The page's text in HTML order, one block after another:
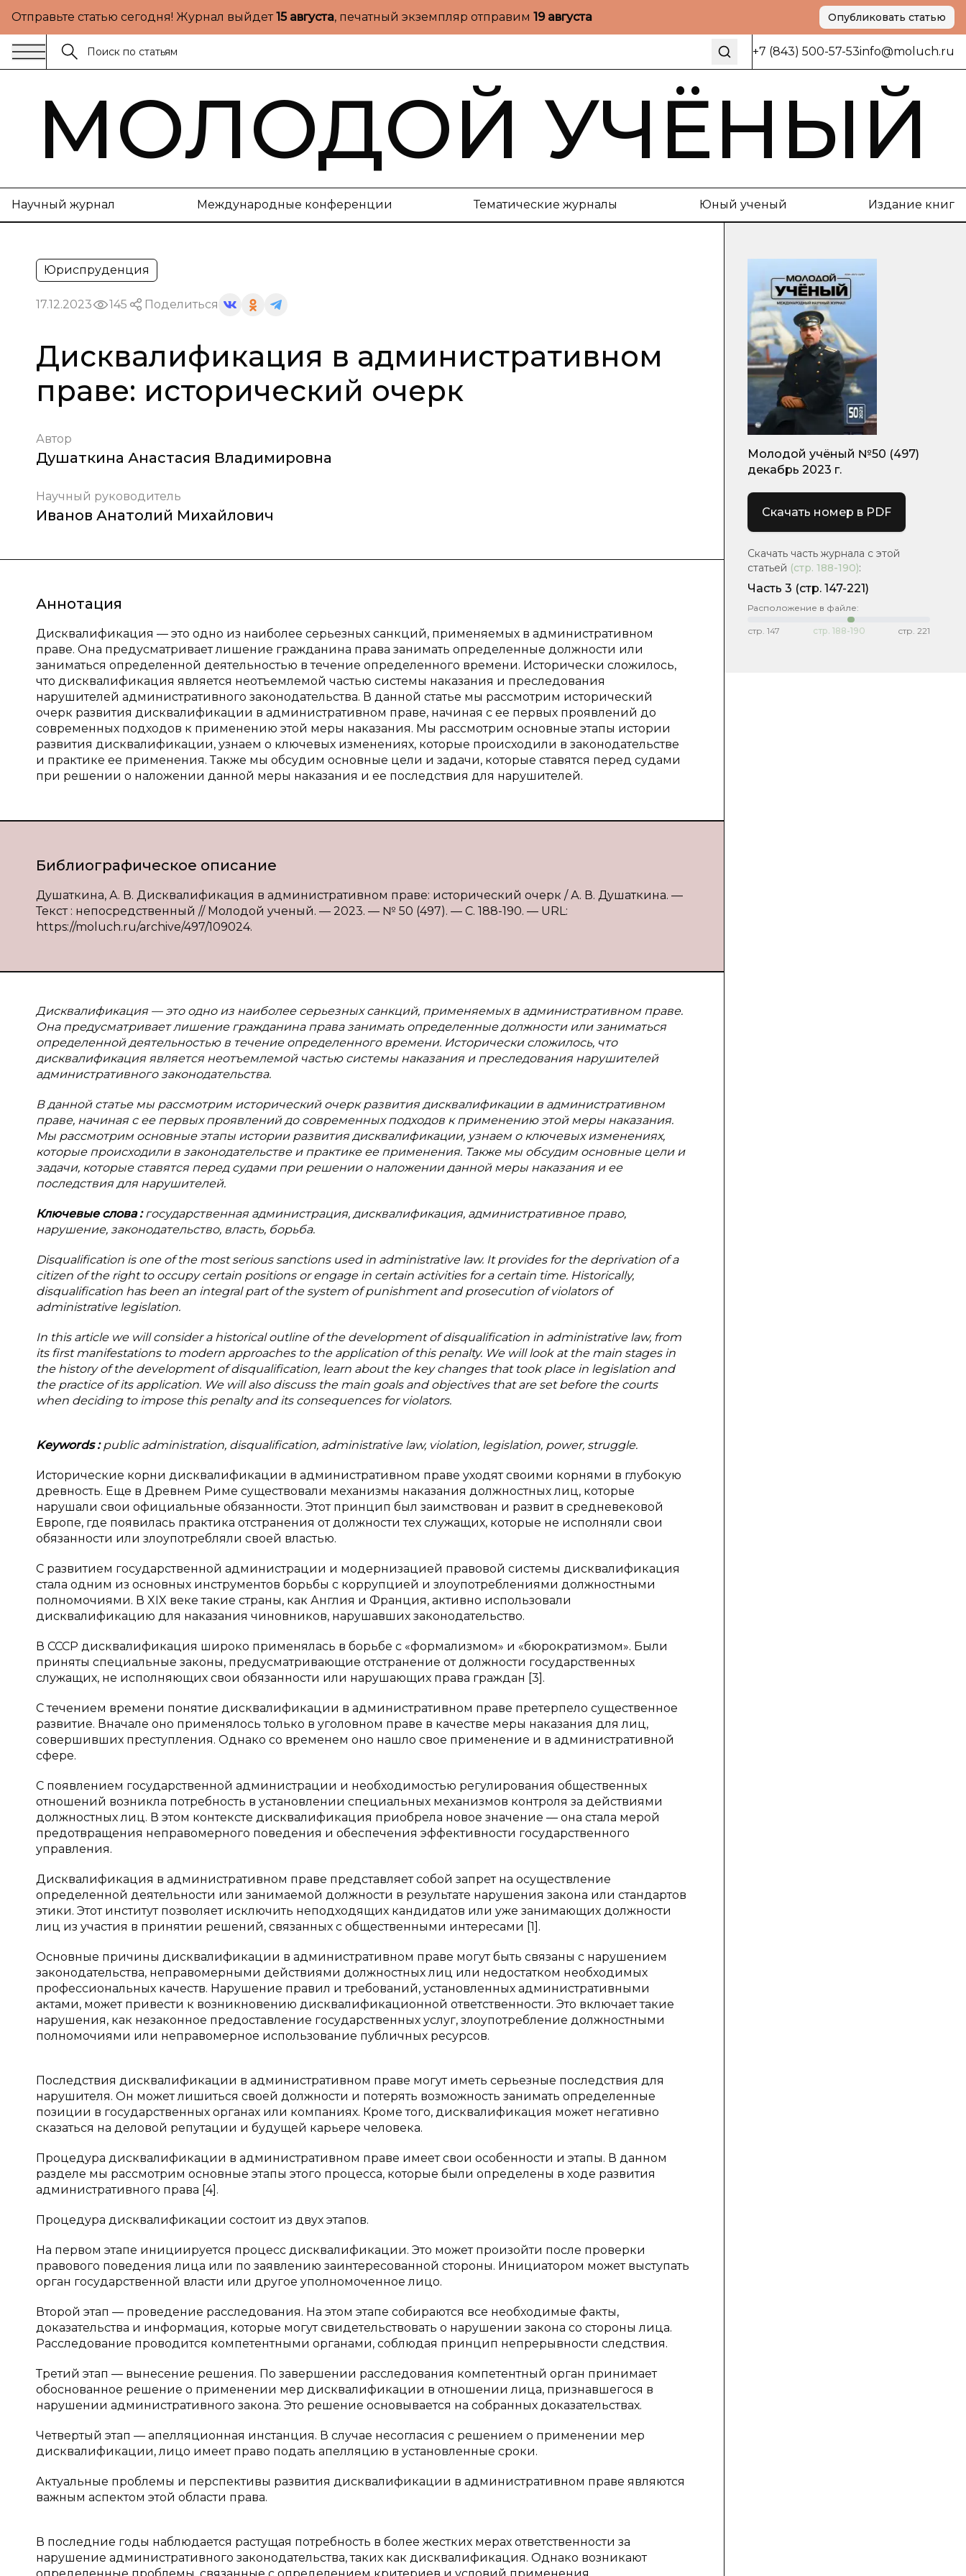
Отправьте статью сегодня! Журнал выйдет15 августа, печатный экземпляр отправим 19 августа Опубликовать статью
+7 (843) 500-57-53info@moluch.ru
МОЛОДОЙ УЧЁНЫЙ
Научный журнал Международные конференции Тематические журналы Юный ученый Издание книг
Юриспруденция
17.12.2023 145 Поделиться
Дисквалификация в административном
праве: исторический очерк
Автор
Душаткина Анастасия Владимировна
Научный руководитель
Иванов Анатолий Михайлович
Аннотация
Дисквалификация — это одно из наиболее серьезных санкций, применяемых в административном
праве. Она предусматривает лишение гражданина права занимать определенные должности или
заниматься определенной деятельностью в течение определенного времени. Исторически сложилось,
что дисквалификация является неотъемлемой частью системы наказания и преследования
нарушителей административного законодательства. В данной статье мы рассмотрим исторический
очерк развития дисквалификации в административном праве, начиная с ее первых проявлений до
современных подходов к применению этой меры наказания. Мы рассмотрим основные этапы истории
развития дисквалификации, узнаем о ключевых изменениях, которые происходили в законодательстве
и практике ее применения. Также мы обсудим основные цели и задачи, которые ставятся перед судами
при решении о наложении данной меры наказания и ее последствия для нарушителей.
Библиографическое описание
Душаткина, А. В. Дисквалификация в административном праве: исторический очерк / А. В. Душаткина. —
Текст : непосредственный // Молодой ученый. — 2023. — № 50 (497). — С. 188-190. — URL:
https://moluch.ru/archive/497/109024.
Дисквалификация — это одно из наиболее серьезных санкций, применяемых в административном праве.
Она предусматривает лишение гражданина права занимать определенные должности или заниматься
определенной деятельностью в течение определенного времени. Исторически сложилось, что
дисквалификация является неотъемлемой частью системы наказания и преследования нарушителей
административного законодательства.
В данной статье мы рассмотрим исторический очерк развития дисквалификации в административном
праве, начиная с ее первых проявлений до современных подходов к применению этой меры наказания.
Мы рассмотрим основные этапы истории развития дисквалификации, узнаем о ключевых изменениях,
которые происходили в законодательстве и практике ее применения. Также мы обсудим основные цели и
задачи, которые ставятся перед судами при решении о наложении данной меры наказания и ее
последствия для нарушителей.
Ключевые слова:государственная администрация, дисквалификация, административное право,
нарушение, законодательство, власть, борьба.
Disqualification is one of the most serious sanctions used in administrative law. It provides for the deprivation of a
citizen of the right to occupy certain positions or engage in certain activities for a certain time. Historically,
disqualification has been an integral part of the system of punishment and prosecution of violators of
administrative legislation.
In this article we will consider a historical outline of the development of disqualification in administrative law, from
its first manifestations to modern approaches to the application of this penalty. We will look at the main stages in
the history of the development of disqualification, learn about the key changes that took place in legislation and
the practice of its application. We will also discuss the main goals and objectives that are set before the courts
when deciding to impose this penalty and its consequences for violators.
Keywords:public administration, disqualification, administrative law, violation, legislation, power, struggle.
Исторические корни дисквалификации в административном праве уходят своими корнями в глубокую
древность. Еще в Древнем Риме существовали механизмы наказания должностных лиц, которые
нарушали свои официальные обязанности. Этот принцип был заимствован и развит в средневековой
Европе, где появилась практика отстранения от должности тех служащих, которые не исполняли свои
обязанности или злоупотребляли своей властью.
С развитием государственной администрации и модернизацией правовой системы дисквалификация
стала одним из основных инструментов борьбы с коррупцией и злоупотреблениями должностными
полномочиями. В XIX веке такие страны, как Англия и Франция, активно использовали
дисквалификацию для наказания чиновников, нарушавших законодательство.
В СССР дисквалификация широко применялась в борьбе с «формализмом» и «бюрократизмом». Были
приняты специальные законы, предусматривающие отстранение от должности государственных
служащих, не исполняющих свои обязанности или нарушающих права граждан [3].
С течением времени понятие дисквалификации в административном праве претерпело существенное
развитие. Вначале оно применялось только в уголовном праве в качестве меры наказания для лиц,
совершивших преступления. Однако со временем оно нашло свое применение и в административной
сфере.
С появлением государственной администрации и необходимостью регулирования общественных
отношений возникла потребность в установлении специальных механизмов контроля за действиями
должностных лиц. В этом контексте дисквалификация приобрела новое значение — она стала мерой
предотвращения неправомерного поведения и обеспечения эффективности государственного
управления.
Дисквалификация в административном праве представляет собой запрет на осуществление
определенной деятельности или занимаемой должности в результате нарушения закона или стандартов
этики. Этот институт позволяет исключить неподходящих кандидатов или уже занимающих должности
лиц из участия в принятии решений, связанных с общественными интересами [1].
Основные причины дисквалификации в административном праве могут быть связаны с нарушением
законодательства, неправомерными действиями должностных лиц или недостатком необходимых
профессиональных качеств. Нарушение правил и требований, установленных административными
актами, может привести к возникновению дисквалификационной ответственности. Это включает такие
нарушения, как незаконное предоставление государственных услуг, злоупотребление должностными
полномочиями или неправомерное использование публичных ресурсов.
Последствия дисквалификации в административном праве могут иметь серьезные последствия для
нарушителя. Он может лишиться своей должности и потерять возможность занимать определенные
позиции в государственных органах или компаниях. Кроме того, дисквалификация может негативно
сказаться на деловой репутации и будущей карьере человека.
Процедура дисквалификации в административном праве имеет свои особенности и этапы. В данном
разделе мы рассмотрим основные этапы этого процесса, которые были определены в ходе развития
административного права [4].
Процедура дисквалификации состоит из двух этапов.
На первом этапе инициируется процесс дисквалификации. Это может произойти после проверки
правового поведения лица или по заявлению заинтересованной стороны. Инициатором может выступать
орган государственной власти или другое уполномоченное лицо.
Второй этап — проведение расследования. На этом этапе собираются все необходимые факты,
доказательства и информация, которые могут свидетельствовать о нарушении закона со стороны лица.
Расследование проводится компетентными органами, соблюдая принцип непрерывности следствия.
Третий этап — вынесение решения. По завершении расследования компетентный орган принимает
обоснованное решение о применении мер дисквалификации в отношении лица, признавшегося в
нарушении административного закона. Это решение основывается на собранных доказательствах.
Четвертый этап — апелляционная инстанция. В случае несогласия с решением о применении мер
дисквалификации, лицо имеет право подать апелляцию в установленные сроки.
Актуальные проблемы и перспективы развития дисквалификации в административном праве являются
важным аспектом этой области права.
В последние годы наблюдается растущая потребность в более жестких мерах ответственности за
нарушение административного законодательства, таких как дисквалификация. Однако возникают
Молодой учёный №50 (497)
декабрь 2023 г.
Скачать номер в PDF
Скачать часть журнала с этой
статьей (стр. 188-190):
Часть 3 (стр. 147-221)
Расположение в файле:
стр. 147 стр. 188-190 стр. 221